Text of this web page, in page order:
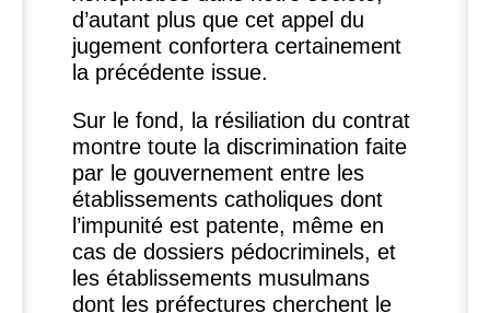
d’autant plus que cet appel du
jugement confortera certainement
la précédente issue.
Sur le fond, la résiliation du contrat
montre toute la discrimination faite
par le gouvernement entre les
établissements catholiques dont
l’impunité est patente, même en
cas de dossiers pédocriminels, et
les établissements musulmans
dont les préfectures cherchent le